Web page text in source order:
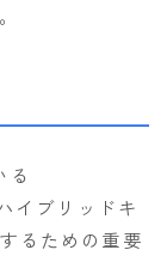
る
イブリッドキ
るための重要